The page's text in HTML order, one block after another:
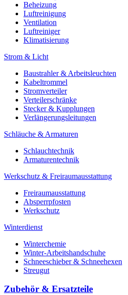
Beheizung
Luftreinigung
Ventilation
Luftreiniger
Klimatisierung
Strom & Licht
Baustrahler & Arbeitsleuchten
Kabeltrommel
Stromverteiler
Verteilerschränke
Stecker & Kupplungen
Verlängerungs­leitungen
Schläuche & Armaturen
Schlauchtechnik
Armaturentechnik
Werkschutz & Freiraumausstattung
Freiraumausstattung
Absperrpfosten
Werkschutz
Winterdienst
Winterchemie
Winter-Arbeitshandschuhe
Schneeschieber & Schneehexen
Streugut
Zubehör & Ersatzteile